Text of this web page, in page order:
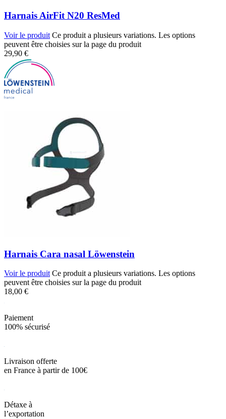
Harnais AirFit N20 ResMed
Voir le produit Ce produit a plusieurs variations. Les options
peuvent être choisies sur la page du produit
29,90 €
Harnais Cara nasal Löwenstein
Voir le produit Ce produit a plusieurs variations. Les options
peuvent être choisies sur la page du produit
18,00 €
Paiement
100% sécurisé
Livraison offerte
en France à partir de 100€
Détaxe à
l’exportation